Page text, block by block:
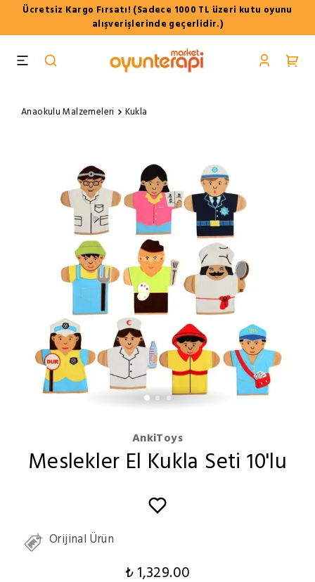
Ücretsiz Kargo Fırsatı! (Sadece 1000 TL üzeri kutu oyunu
alışverişlerinde geçerlidir.)
Anaokulu Malzemeleri Kukla
AnkiToys
Meslekler El Kukla Seti 10'lu
Orijinal Ürün
₺ 1,329.00